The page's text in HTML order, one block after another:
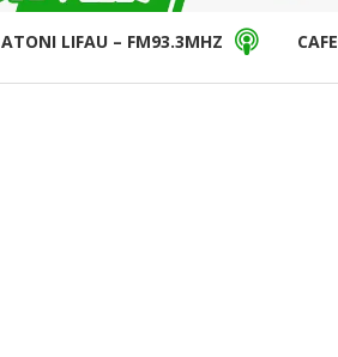
ATONI LIFAU – FM93.3MHZ